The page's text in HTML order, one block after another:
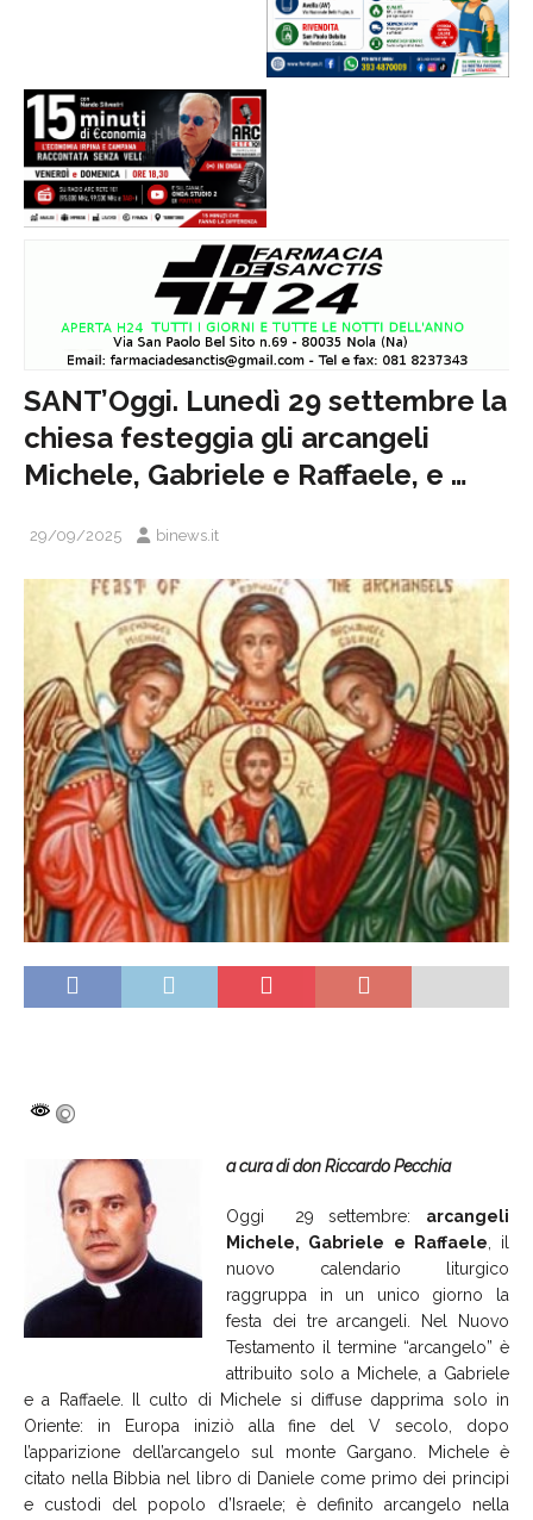
SANT’Oggi. Lunedì 29 settembre la
chiesa festeggia gli arcangeli
Michele, Gabriele e Raffaele, e …
29/09/2025 binews.it
a cura di don Riccardo Pecchia
Oggi 29 settembre: arcangeli
Michele, Gabriele e Raffaele, il
nuovo calendario liturgico
raggruppa in un unico giorno la
festa dei tre arcangeli. Nel Nuovo
Testamento il termine “arcangelo” è
attribuito solo a Michele, a Gabriele
e a Raffaele. Il culto di Michele si diffuse dapprima solo in
Oriente: in Europa iniziò alla fine del V secolo, dopo
l’apparizione dell’arcangelo sul monte Gargano. Michele è
citato nella Bibbia nel libro di Daniele come primo dei principi
e custodi del popolo d’Israele; è definito arcangelo nella